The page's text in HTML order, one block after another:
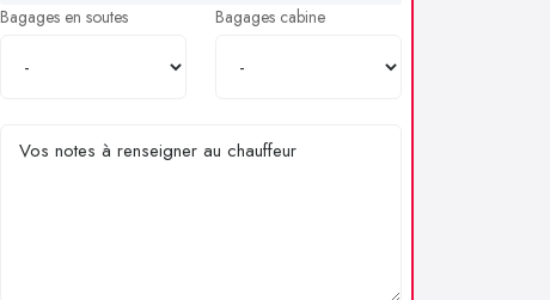
Bagages en soutes Bagages cabine